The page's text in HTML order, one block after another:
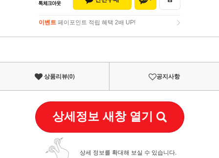
이벤트 페이포인트 적립 혜택 2배 UP!
이벤트페이포인트 적립 혜택 2배 UP!
상품리뷰(0) 공지사항
상세정보 새창 열기
상세 정보를 확대해 보실 수 있습니다.